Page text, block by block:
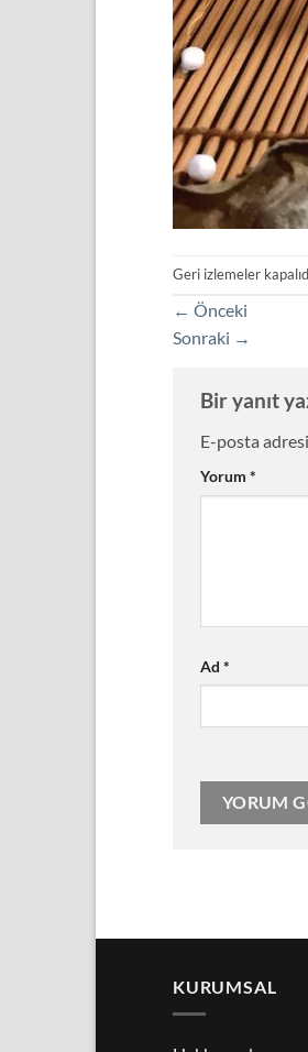
Geri izlemeler
← Önceki
Sonraki →
Bir yanıt
E-posta
Yorum *
Ad *
KURUMSAL